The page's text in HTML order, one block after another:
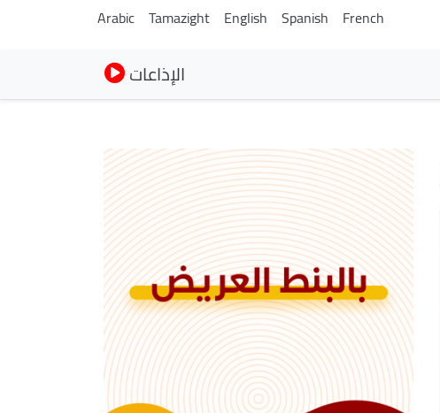
Arabic Tamazight English Spanish French
الإذاعات